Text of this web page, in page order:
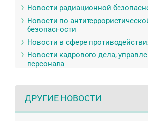
Новости радиационной
Новости по
безопасности
Новости в сфере
Новости кадрового дела,
персонала
ДРУГИЕ НОВОСТИ